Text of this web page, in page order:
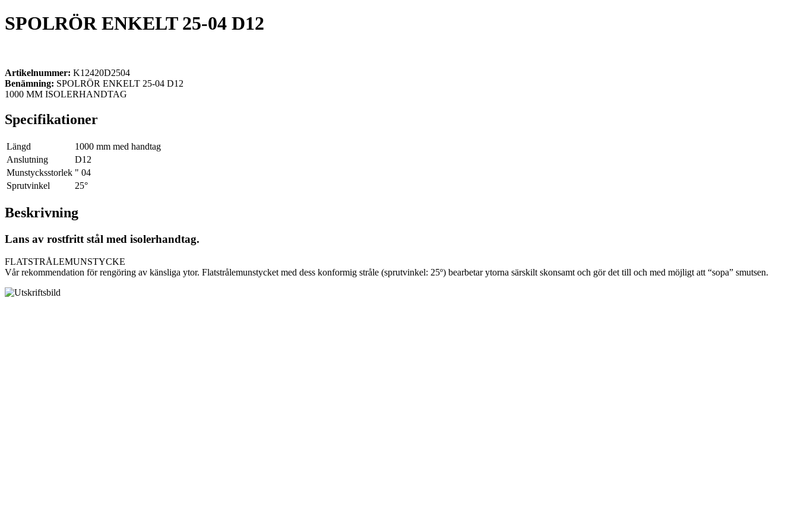
SPOLRÖR ENKELT 25-04 D12
Artikelnummer: K12420D2504
Benämning: SPOLRÖR ENKELT 25-04 D12
1000 MM ISOLERHANDTAG
Specifikationer
Längd
1000 mm med handtag
Anslutning
D12
Munstycksstorlek " 04
Sprutvinkel
25°
Beskrivning
Lans av rostfritt stål med isolerhandtag.
FLATSTRÅLEMUNSTYCKE
Vår rekommendation för rengöring av känsliga ytor. Flatstrålemunstycket med dess konformig stråle (sprutvinkel: 25º) bearbetar ytorna särskilt skonsamt och gör det till och med möjligt att “sopa” smutsen.